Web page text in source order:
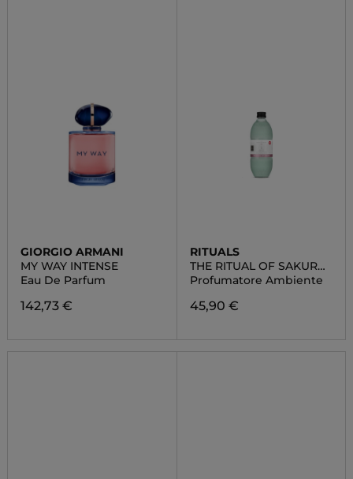
GIORGIO ARMANI
MY WAY INTENSE
Eau De Parfum
142,73 €
RITUALS
THE RITUAL OF SAKURA
FRAGRANCE STICKS
Profumatore Ambiente
45,90 €